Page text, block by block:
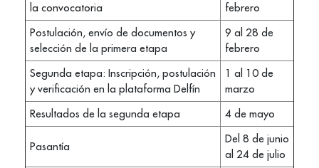
la convocatoria
febrero
Postulación, envío de documentos y
selección de la primera etapa
9 al 28 de
febrero
Segunda etapa: Inscripción, postulación
y verificación en la plataforma Delfín
1 al 10 de
marzo
Resultados de la segunda etapa
4 de mayo
Pasantía
Del 8 de junio
al 24 de julio